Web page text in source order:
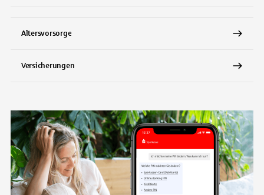
Altersvorsorge
Versicherungen